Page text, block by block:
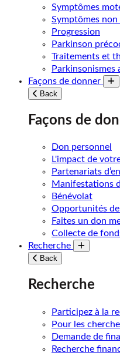
Symptômes
Symptômes
Progression
Parkinson
Traitements et
Parkinsonismes
Façons de donner
Back
Façons de
Don personnel
L'impact de
Partenariats
Manifestations
Bénévolat
Opportunités
Faites un don
Collecte de
Recherche
Toggle
Back
Recherche
Participez à la
Pour les
Demande de
Recherche